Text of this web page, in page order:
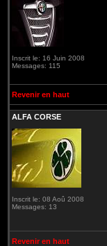
Inscrit le: 16 Juin 2008
Messages: 115
Revenir en haut
ALFA CORSE
Inscrit le: 08 Aoû 2008
Messages: 13
Revenir en haut